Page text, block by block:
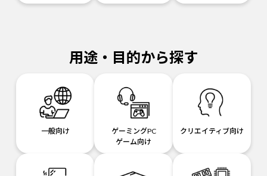
用途・目的から探す
一般向け
ゲーミングPC
ゲーム向け
クリエイティブ向け